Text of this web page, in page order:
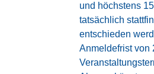
und höchstens
tatsächlich
entschieden
Anmeldefrist von